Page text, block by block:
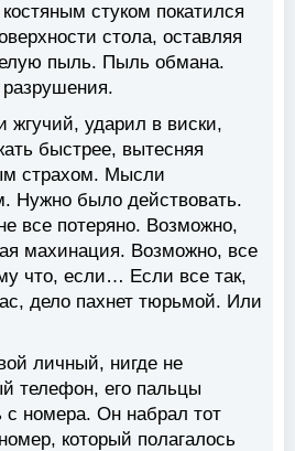
стуком покатился
стола, оставляя
пыль. Пыль обмана.
жгучий, ударил в виски,
быстрее, вытесняя
страхом. Мысли
Нужно было действовать.
все потеряно. Возможно,
махинация. Возможно, все
что, если… Если все так,
дело пахнет тюрьмой. Или
личный, нигде не
телефон, его пальцы
номера. Он набрал тот
который полагалось